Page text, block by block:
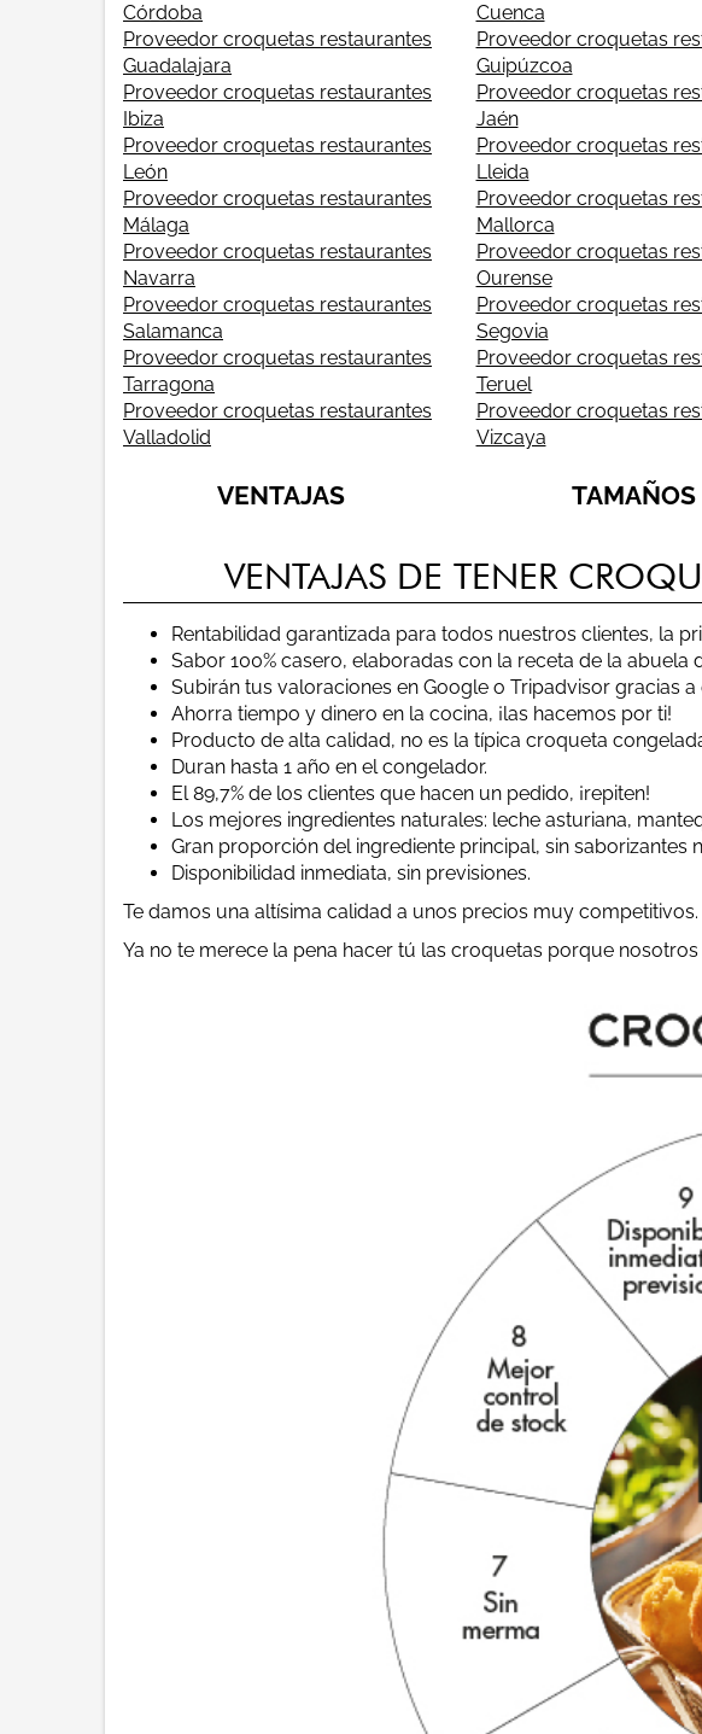
Córdoba
Proveedor croquetas restaurantes
Guadalajara
Proveedor croquetas restaurantes
Ibiza
Proveedor croquetas restaurantes
León
Proveedor croquetas restaurantes
Málaga
Proveedor croquetas restaurantes
Navarra
Proveedor croquetas restaurantes
Salamanca
Proveedor croquetas restaurantes
Tarragona
Proveedor croquetas restaurantes
Valladolid
Cuenca
Proveedor croquetas
Guipúzcoa
Proveedor croquetas
Jaén
Proveedor croquetas
Lleida
Proveedor croquetas
Mallorca
Proveedor croquetas
Ourense
Proveedor croquetas
Segovia
Proveedor croquetas
Teruel
Proveedor croquetas
Vizcaya
VENTAJAS TAMAÑOS
VENTAJAS DE TENER
Rentabilidad garantizada para todos nuestros clientes, la
Sabor 100% casero, elaboradas con la receta de la abuela
Subirán tus valoraciones en Google o Tripadvisor gracias
Ahorra tiempo y dinero en la cocina, ¡las hacemos por ti!
Producto de alta calidad, no es la típica croqueta
Duran hasta 1 año en el congelador.
El 89,7% de los clientes que hacen un pedido, ¡repiten!
Los mejores ingredientes naturales: leche asturiana,
Gran proporción del ingrediente principal, sin saborizantes
Disponibilidad inmediata, sin previsiones.
Te damos una altísima calidad a unos precios muy competitivos.
Ya no te merece la pena hacer tú las croquetas porque